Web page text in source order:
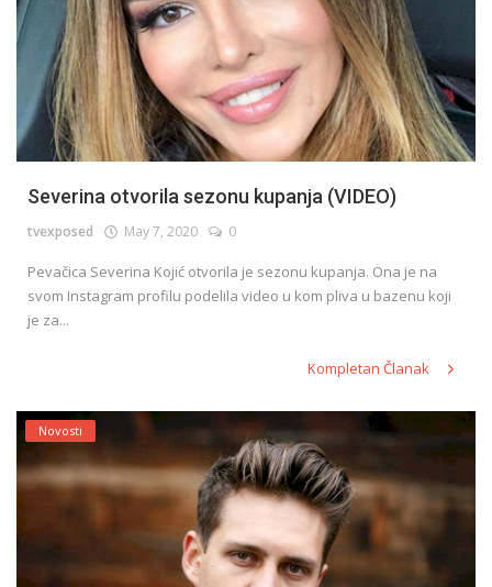
Severina otvorila sezonu kupanja (VIDEO)
tvexposed May 7, 2020 0
Pevačica Severina Kojić otvorila je sezonu kupanja. Ona je na
svom Instagram profilu podelila video u kom pliva u bazenu koji
je za...
Kompletan Članak
Novosti